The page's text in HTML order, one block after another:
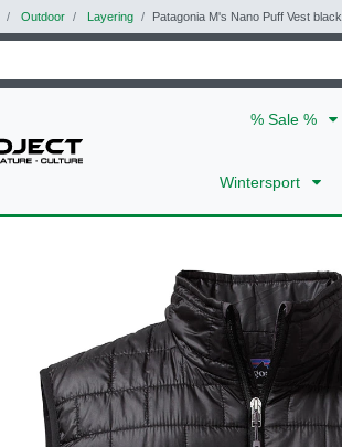
Outdoor Layering Patagonia M's Nano Puff Vest black
% Sale %
Wintersport